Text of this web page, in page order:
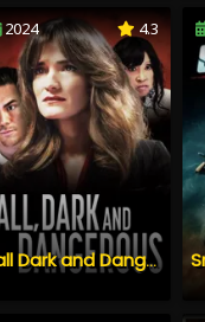
2024 4.3
Tall Dark and Dangerous